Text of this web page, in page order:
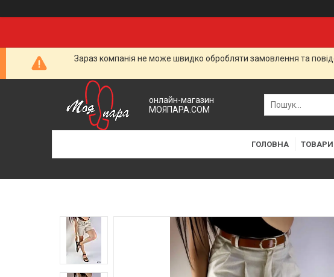
Зараз компанія не може швидко обробляти замовлення та
онлайн-магазин
МОЯПАРА.COM
ГОЛОВНА ТОВАРИ